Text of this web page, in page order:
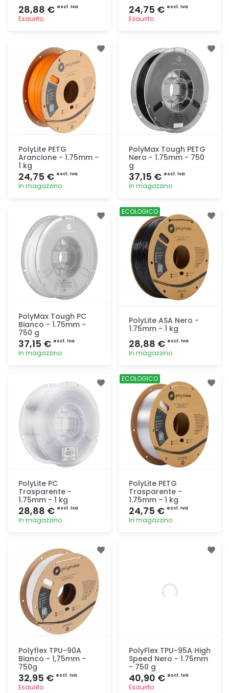
28,88 € escl. Iva
Esaurito
24,75 € escl. Iva
Esaurito
PolyLite PETG
Arancione - 1.75mm -
1 kg
24,75 € escl. Iva
In magazzino
PolyMax Tough PETG
Nero - 1.75mm - 750
g
37,15 € escl. Iva
In magazzino
PolyMax Tough PC
Bianco - 1.75mm -
750 g
37,15 € escl. Iva
In magazzino
PolyLite ASA Nero -
1.75mm - 1 kg
28,88 € escl. Iva
In magazzino
ECOLOGICO
PolyLite PC
Trasparente -
1.75mm - 1 kg
28,88 € escl. Iva
In magazzino
PolyLite PETG
Trasparente -
1.75mm - 1 kg
24,75 € escl. Iva
In magazzino
ECOLOGICO
Polyflex TPU-90A
Bianco - 1,75mm -
750g
32,95 € escl. Iva
Esaurito
PolyFlex TPU-95A High
Speed Nero - 1.75mm
- 750 g
40,90 € escl. Iva
Esaurito